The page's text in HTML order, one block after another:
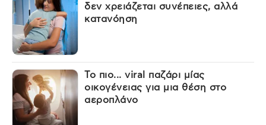
δεν χρειάζεται συνέπειες, αλλά
κατανόηση
Το πιο... viral παζάρι μίας
οικογένειας για μια θέση στο
αεροπλάνο